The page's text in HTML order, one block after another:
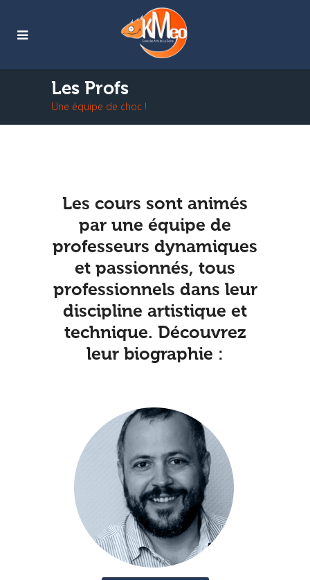
Les Profs
Une équipe de choc !
Les cours sont animés
par une équipe de
professeurs dynamiques
et passionnés, tous
professionnels dans leur
discipline artistique et
technique. Découvrez
leur biographie :